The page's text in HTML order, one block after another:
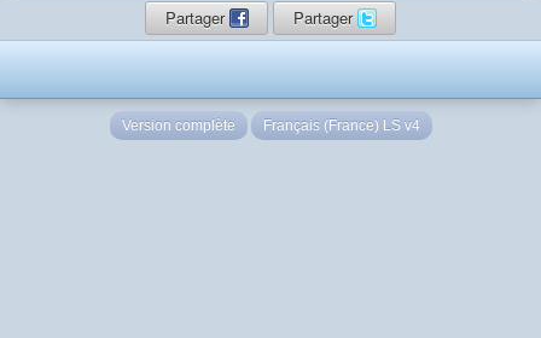
Partager Partager
Version complète Français (France) LS v4